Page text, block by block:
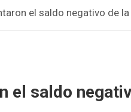
el saldo negativo de
el saldo